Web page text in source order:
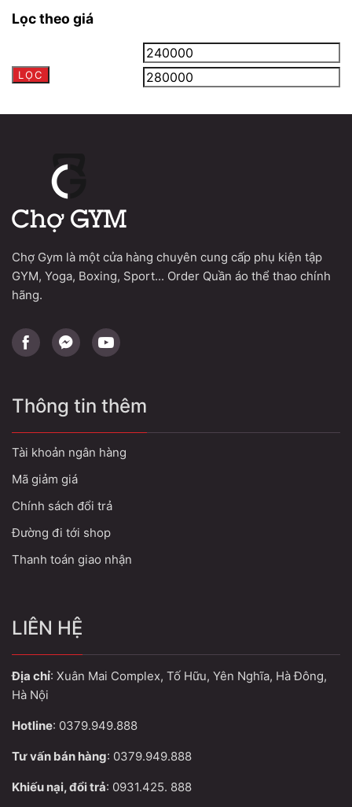
Lọc theo giá
Giá
tối
LỌC
Chợ Gym là một cửa hàng chuyên cung cấp phụ kiện tập
GYM, Yoga, Boxing, Sport... Order Quần áo thể thao chính
hãng.
Thông tin thêm
Tài khoản ngân hàng
Mã giảm giá
Chính sách đổi trả
Đường đi tới shop
Thanh toán giao nhận
LIÊN HỆ
Địa chỉ: Xuân Mai Complex, Tố Hữu, Yên Nghĩa, Hà Đông,
Hà Nội
Hotline: 0379.949.888
Tư vấn bán hàng: 0379.949.888
Khiếu nại, đổi trả: 0931.425. 888